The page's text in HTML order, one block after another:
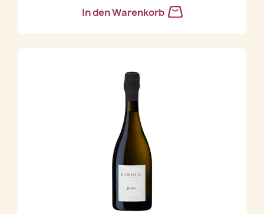
In den Warenkorb